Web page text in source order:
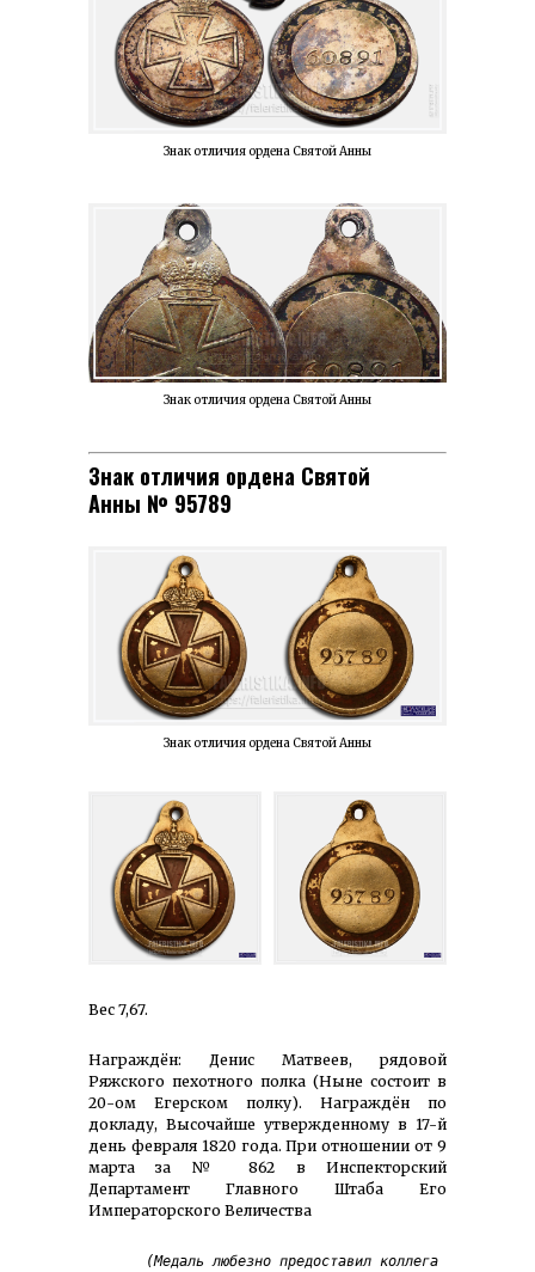
Знак отличия ордена Святой Анны
Знак отличия ордена Святой Анны
Знак отличия ордена Святой
Анны № 95789
Знак отличия ордена Святой Анны
Вес 7,67.
Награждён: Денис Матвеев, рядовой
Ряжского пехотного полка (Ныне состоит в
20-ом Егерском полку). Награждён по
докладу, Высочайше утвержденному в 17-й
день февраля 1820 года. При отношении от 9
марта за № 862 в Инспекторский
Департамент Главного Штаба Его
Императорского Величества
(Медаль любезно предоставил коллега